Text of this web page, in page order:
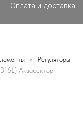
Оплата и доставка
Регуляторы
Аквасектор